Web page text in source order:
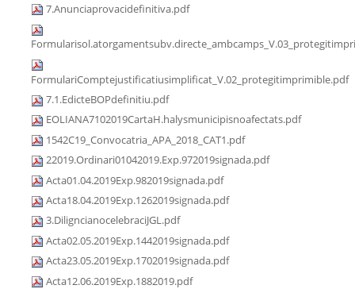
7.Anunciaprovacidefinitiva.pdf
FormulariComptejustificatiusimplificat_V.02_protegitimprimible.pdf
7.1.EdicteBOPdefinitiu.pdf
EOLIANA7102019CartaH.halysmunicipisnoafectats.pdf
1542C19_Convocatria_APA_2018_CAT1.pdf
22019.Ordinari01042019.Exp.972019signada.pdf
Acta01.04.2019Exp.982019signada.pdf
Acta18.04.2019Exp.1262019signada.pdf
3.DiligncianocelebraciJGL.pdf
Acta02.05.2019Exp.1442019signada.pdf
Acta23.05.2019Exp.1702019signada.pdf
Acta12.06.2019Exp.1882019.pdf